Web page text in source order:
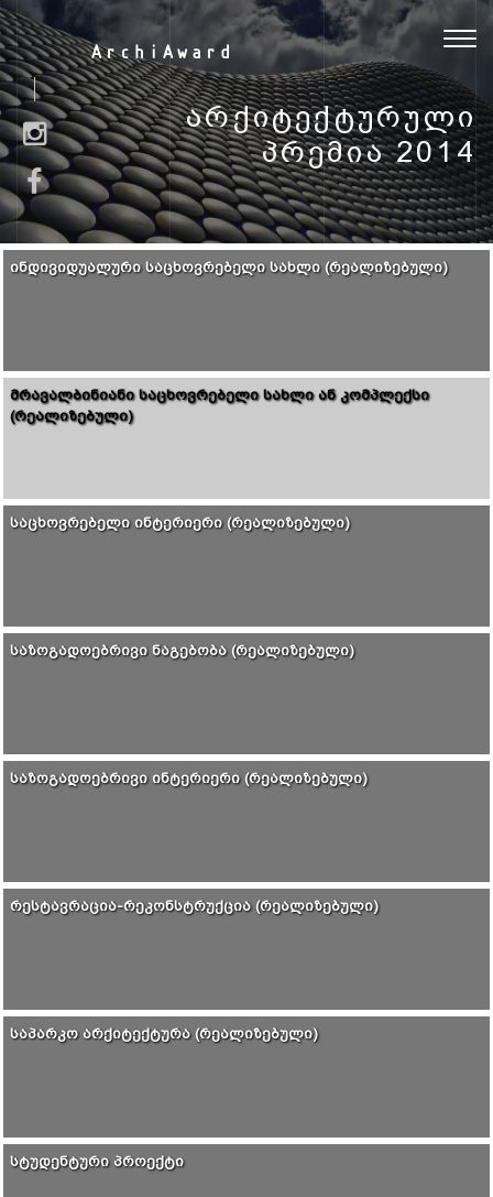
ArchiAward
ᲐᲠᲥᲘᲢᲔᲥᲢᲣᲠᲣᲚᲘ
ᲞᲠᲔᲛᲘᲐ 2014
ᲘᲜᲓᲘᲕᲘᲓᲣᲐᲚᲣᲠᲘ ᲡᲐᲪᲮᲝᲕᲠᲔᲑᲔᲚᲘ ᲡᲐᲮᲚᲘ (ᲠᲔᲐᲚᲘᲖᲔᲑᲣᲚᲘ)
ᲛᲠᲐᲕᲐᲚᲑᲘᲜᲘᲐᲜᲘ ᲡᲐᲪᲮᲝᲕᲠᲔᲑᲔᲚᲘ ᲡᲐᲮᲚᲘ ᲐᲜ ᲙᲝᲛᲞᲚᲔᲥᲡᲘ
(ᲠᲔᲐᲚᲘᲖᲔᲑᲣᲚᲘ)
ᲡᲐᲪᲮᲝᲕᲠᲔᲑᲔᲚᲘ ᲘᲜᲢᲔᲠᲘᲔᲠᲘ (ᲠᲔᲐᲚᲘᲖᲔᲑᲣᲚᲘ)
ᲡᲐᲖᲝᲒᲐᲓᲝᲔᲑᲠᲘᲕᲘ ᲜᲐᲒᲔᲑᲝᲑᲐ (ᲠᲔᲐᲚᲘᲖᲔᲑᲣᲚᲘ)
ᲡᲐᲖᲝᲒᲐᲓᲝᲔᲑᲠᲘᲕᲘ ᲘᲜᲢᲔᲠᲘᲔᲠᲘ (ᲠᲔᲐᲚᲘᲖᲔᲑᲣᲚᲘ)
ᲠᲔᲡᲢᲐᲕᲠᲐᲪᲘᲐ-ᲠᲔᲙᲝᲜᲡᲢᲠᲣᲥᲪᲘᲐ (ᲠᲔᲐᲚᲘᲖᲔᲑᲣᲚᲘ)
ᲡᲐᲞᲐᲠᲙᲝ ᲐᲠᲥᲘᲢᲔᲥᲢᲣᲠᲐ (ᲠᲔᲐᲚᲘᲖᲔᲑᲣᲚᲘ)
ᲡᲢᲣᲓᲔᲜᲢᲣᲠᲘ ᲞᲠᲝᲔᲥᲢᲘ